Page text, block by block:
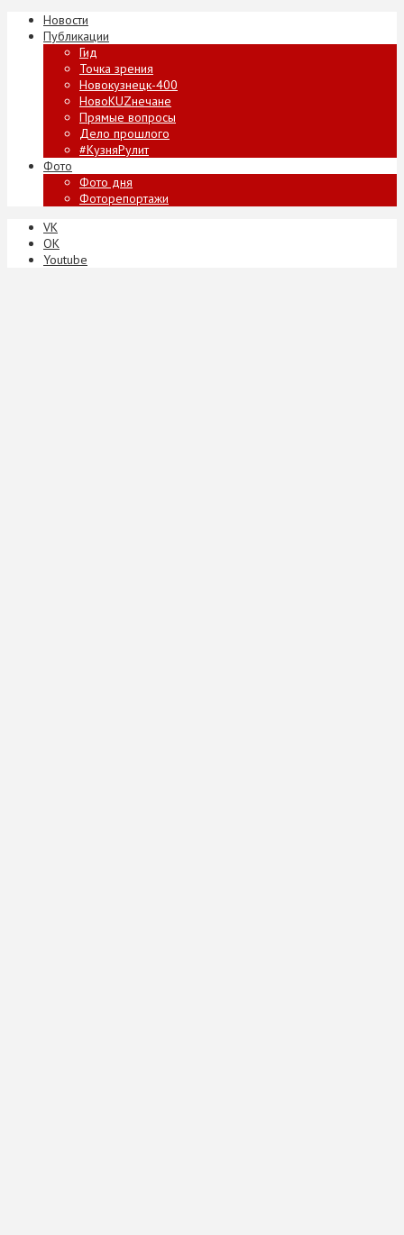
Новости
Публикации
Гид
Точка зрения
Новокузнецк-400
НовоKUZнечане
Прямые вопросы
Дело прошлого
#КузняРулит
Фото
Фото дня
Фоторепортажи
VK
ОК
Youtube